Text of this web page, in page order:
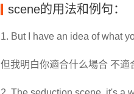
scene的用法和例句：
1. But I have an idea of what
但我明白你適合什么場合 不適